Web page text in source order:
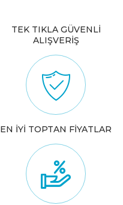
TEK TIKLA GÜVENLİ
ALIŞVERİŞ
EN İYİ TOPTAN FİYATLAR